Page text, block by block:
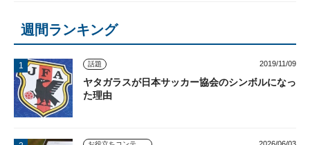
週間ランキング
話題 2019/11/09
ヤタガラスが日本サッカー協会のシンボルになっ
た理由